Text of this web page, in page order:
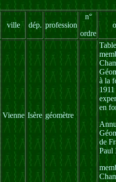
ville dép. profession
n°
ordre
Vienne Isère géomètre
à la
en
de
Paul